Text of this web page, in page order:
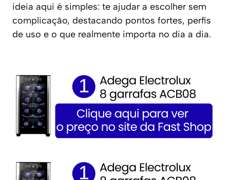
ideia aqui é simples: te ajudar a escolher sem
complicação, destacando pontos fortes, perfis
de uso e o que realmente importa no dia a dia.